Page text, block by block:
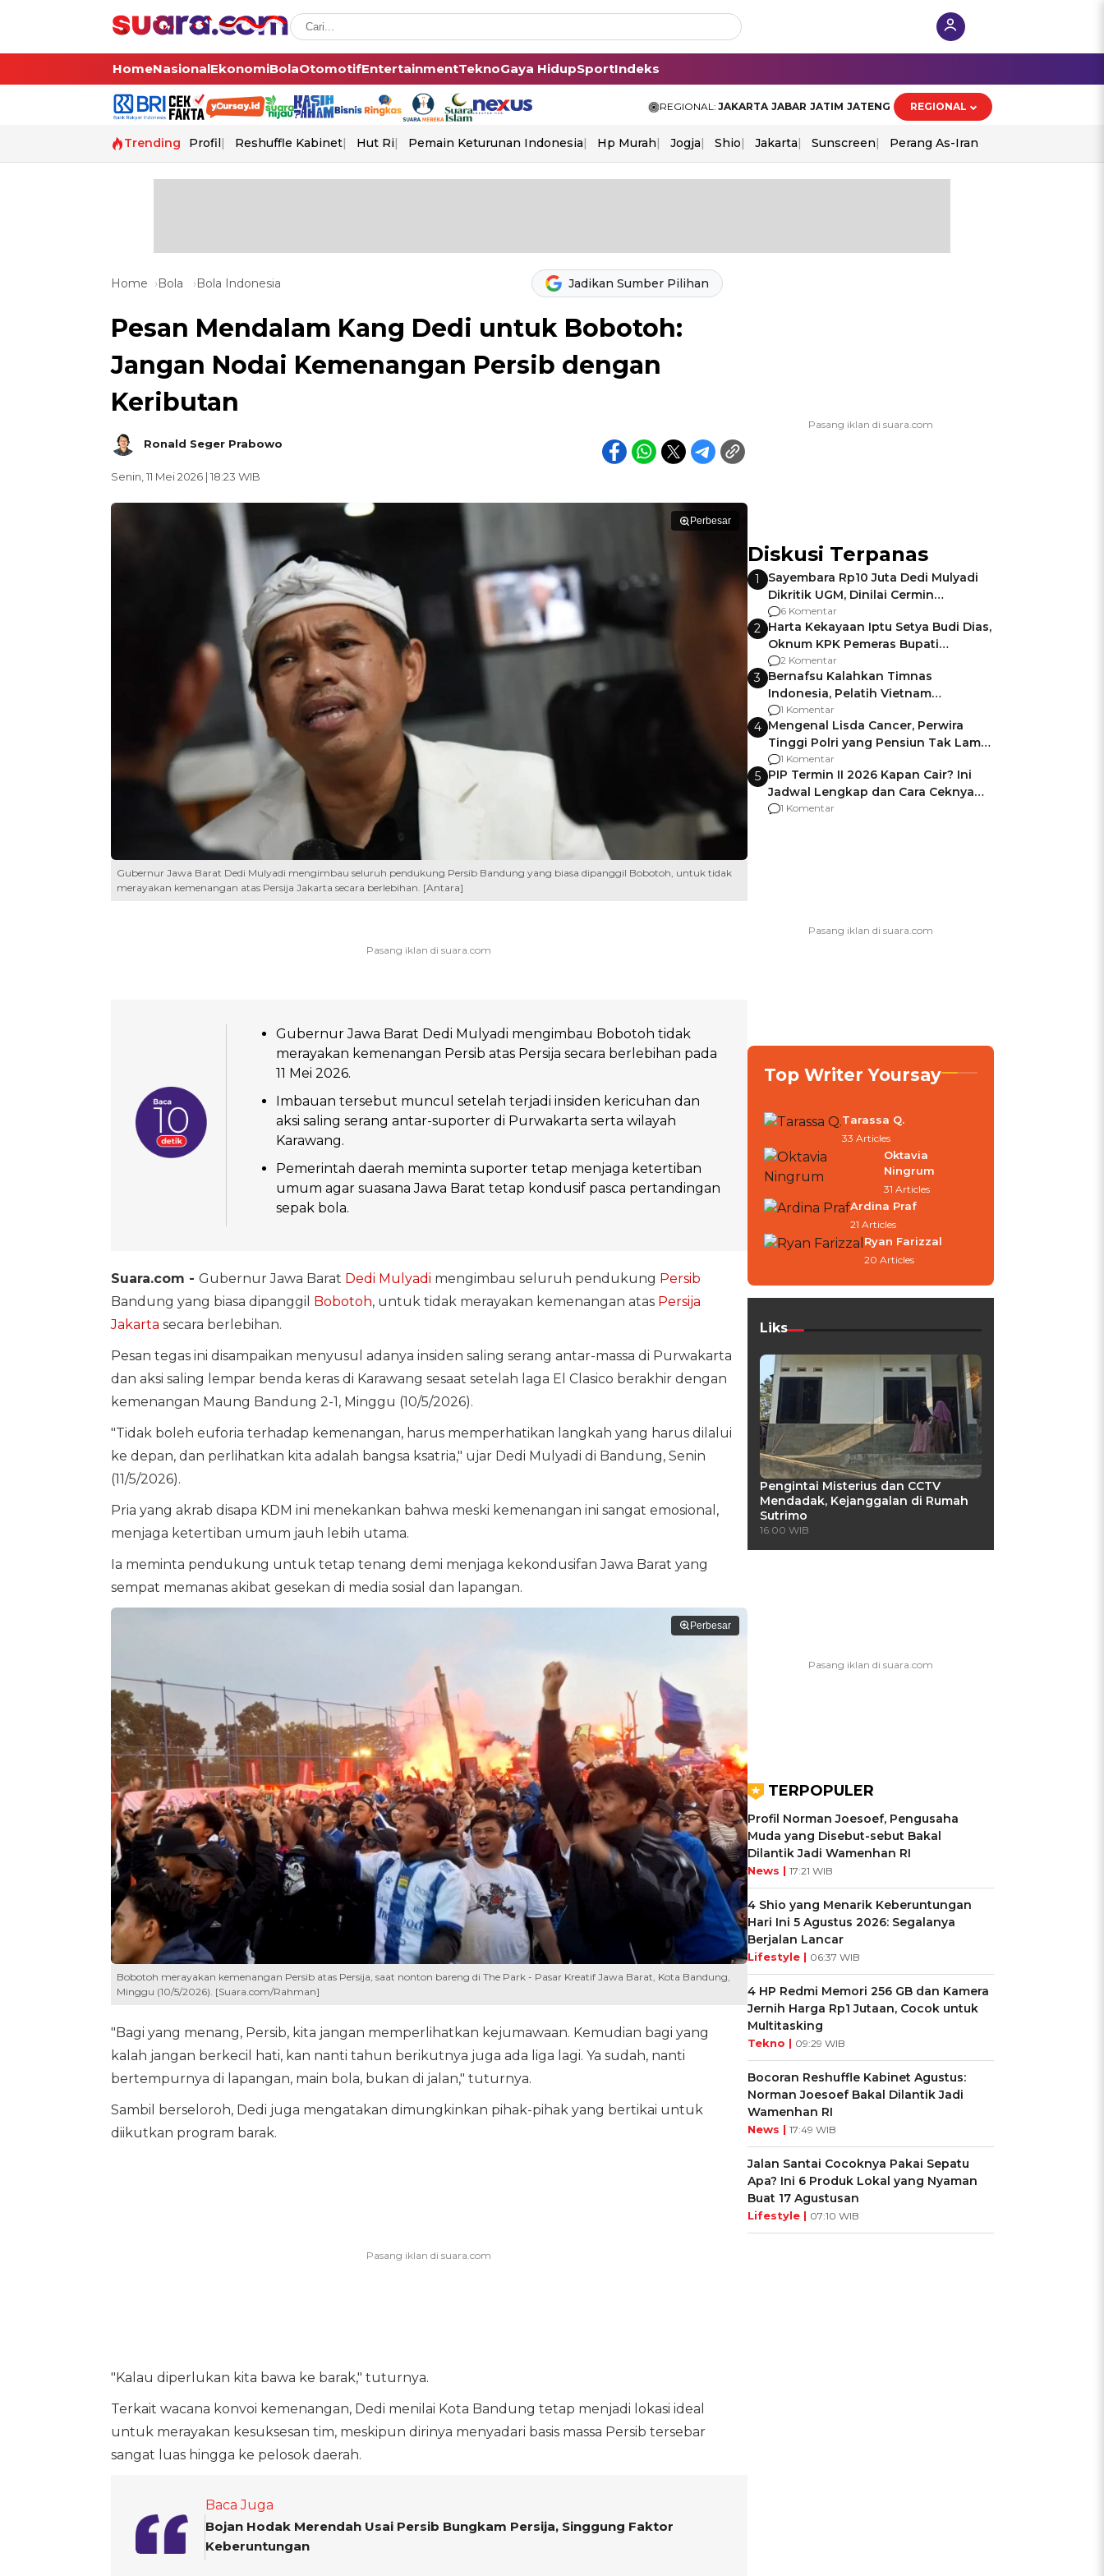
HomeNasionalEkonomiBolaOtomotifEntertainmentTeknoGaya HidupSportIndeks
REGIONAL: JAKARTA JABAR JATIM JATENG REGIONAL
Trending Profil Reshuffle Kabinet Hut Ri Pemain Keturunan Indonesia Hp Murah Jogja Shio Jakarta Sunscreen Perang As-Iran
Home Bola Bola Indonesia Jadikan Sumber Pilihan
Pesan Mendalam Kang Dedi untuk Bobotoh:
Jangan Nodai Kemenangan Persib dengan
Keributan
Ronald Seger Prabowo
Senin, 11 Mei 2026 | 18:23 WIB
Perbesar
Gubernur Jawa Barat Dedi Mulyadi mengimbau seluruh pendukung Persib Bandung yang biasa dipanggil Bobotoh, untuk tidak
merayakan kemenangan atas Persija Jakarta secara berlebihan. [Antara]
Gubernur Jawa Barat Dedi Mulyadi mengimbau Bobotoh tidak
merayakan kemenangan Persib atas Persija secara berlebihan pada
11 Mei 2026.
Imbauan tersebut muncul setelah terjadi insiden kericuhan dan
aksi saling serang antar-suporter di Purwakarta serta wilayah
Karawang.
Pemerintah daerah meminta suporter tetap menjaga ketertiban
umum agar suasana Jawa Barat tetap kondusif pasca pertandingan
sepak bola.
Suara.com - Gubernur Jawa Barat Dedi Mulyadi mengimbau seluruh pendukung Persib
Bandung yang biasa dipanggil Bobotoh, untuk tidak merayakan kemenangan atas Persija
Jakarta secara berlebihan.
Pesan tegas ini disampaikan menyusul adanya insiden saling serang antar-massa di Purwakarta
dan aksi saling lempar benda keras di Karawang sesaat setelah laga El Clasico berakhir dengan
kemenangan Maung Bandung 2-1, Minggu (10/5/2026).
"Tidak boleh euforia terhadap kemenangan, harus memperhatikan langkah yang harus dilalui
ke depan, dan perlihatkan kita adalah bangsa ksatria," ujar Dedi Mulyadi di Bandung, Senin
(11/5/2026).
Pria yang akrab disapa KDM ini menekankan bahwa meski kemenangan ini sangat emosional,
menjaga ketertiban umum jauh lebih utama.
Ia meminta pendukung untuk tetap tenang demi menjaga kekondusifan Jawa Barat yang
sempat memanas akibat gesekan di media sosial dan lapangan.
Perbesar
Bobotoh merayakan kemenangan Persib atas Persija, saat nonton bareng di The Park - Pasar Kreatif Jawa Barat, Kota Bandung,
Minggu (10/5/2026). [Suara.com/Rahman]
"Bagi yang menang, Persib, kita jangan memperlihatkan kejumawaan. Kemudian bagi yang
kalah jangan berkecil hati, kan nanti tahun berikutnya juga ada liga lagi. Ya sudah, nanti
bertempurnya di lapangan, main bola, bukan di jalan," tuturnya.
Sambil berseloroh, Dedi juga mengatakan dimungkinkan pihak-pihak yang bertikai untuk
diikutkan program barak.
"Kalau diperlukan kita bawa ke barak," tuturnya.
Terkait wacana konvoi kemenangan, Dedi menilai Kota Bandung tetap menjadi lokasi ideal
untuk merayakan kesuksesan tim, meskipun dirinya menyadari basis massa Persib tersebar
sangat luas hingga ke pelosok daerah.
Baca Juga
Bojan Hodak Merendah Usai Persib Bungkam Persija, Singgung Faktor
Keberuntungan
Diskusi Terpanas
1
Sayembara Rp10 Juta Dedi Mulyadi
Dikritik UGM, Dinilai Cermin
Gagalnya Negara Jamin Keamanan
6 Komentar
2 Harta Kekayaan Iptu Setya Budi Dias,
Oknum KPK Pemeras Bupati
Pemalang
2 Komentar
3 Bernafsu Kalahkan Timnas
Indonesia, Pelatih Vietnam
Berencana Pakai Jimat di Pakansari
1 Komentar
4 Mengenal Lisda Cancer, Perwira
Tinggi Polri yang Pensiun Tak Lama
Usai Jadi Brigjen
1 Komentar
5 PIP Termin II 2026 Kapan Cair? Ini
Jadwal Lengkap dan Cara Ceknya
agar Dana Tidak Hangus!
1 Komentar
Top Writer Yoursay
Tarassa Q.
33 Articles
Oktavia
Ningrum
31 Articles
Ardina Praf
21 Articles
Ryan Farizzal
20 Articles
Liks
Pengintai Misterius dan CCTV
Mendadak, Kejanggalan di Rumah
Sutrimo
16:00 WIB
TERPOPULER
Profil Norman Joesoef, Pengusaha
Muda yang Disebut-sebut Bakal
Dilantik Jadi Wamenhan RI
News | 17:21 WIB
4 Shio yang Menarik Keberuntungan
Hari Ini 5 Agustus 2026: Segalanya
Berjalan Lancar
Lifestyle | 06:37 WIB
4 HP Redmi Memori 256 GB dan Kamera
Jernih Harga Rp1 Jutaan, Cocok untuk
Multitasking
Tekno | 09:29 WIB
Bocoran Reshuffle Kabinet Agustus:
Norman Joesoef Bakal Dilantik Jadi
Wamenhan RI
News | 17:49 WIB
Jalan Santai Cocoknya Pakai Sepatu
Apa? Ini 6 Produk Lokal yang Nyaman
Buat 17 Agustusan
Lifestyle | 07:10 WIB